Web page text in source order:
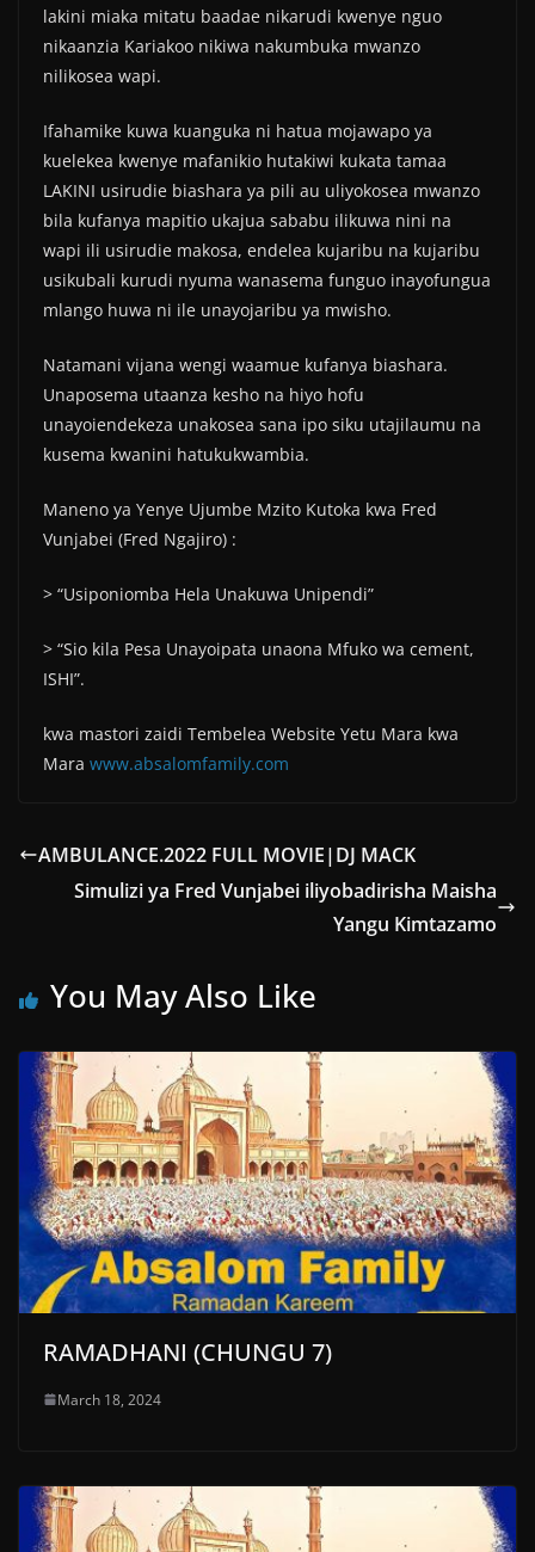
lakini miaka mitatu baadae nikarudi kwenye nguo
nikaanzia Kariakoo nikiwa nakumbuka mwanzo
nilikosea wapi.
Ifahamike kuwa kuanguka ni hatua mojawapo ya
kuelekea kwenye mafanikio hutakiwi kukata tamaa
LAKINI usirudie biashara ya pili au uliyokosea mwanzo
bila kufanya mapitio ukajua sababu ilikuwa nini na
wapi ili usirudie makosa, endelea kujaribu na kujaribu
usikubali kurudi nyuma wanasema funguo inayofungua
mlango huwa ni ile unayojaribu ya mwisho.
Natamani vijana wengi waamue kufanya biashara.
Unaposema utaanza kesho na hiyo hofu
unayoiendekeza unakosea sana ipo siku utajilaumu na
kusema kwanini hatukukwambia.
Maneno ya Yenye Ujumbe Mzito Kutoka kwa Fred
Vunjabei (Fred Ngajiro) :
> “Usiponiomba Hela Unakuwa Unipendi”
> “Sio kila Pesa Unayoipata unaona Mfuko wa cement,
ISHI”.
kwa mastori zaidi Tembelea Website Yetu Mara kwa
Mara www.absalomfamily.com
AMBULANCE.2022 FULL MOVIE|DJ MACK
Simulizi ya Fred Vunjabei iliyobadirisha Maisha
Yangu Kimtazamo
You May Also Like
RAMADHANI (CHUNGU 7)
March 18, 2024